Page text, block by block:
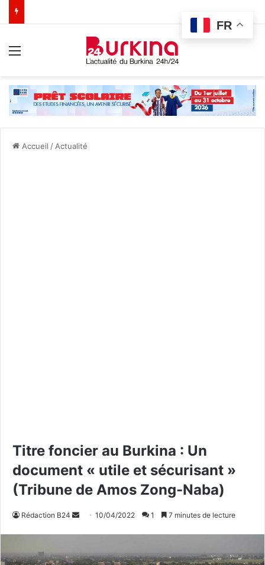
Accueil / Actualité
Titre foncier au Burkina : Un
document « utile et sécurisant »
(Tribune de Amos Zong-Naba)
Rédaction B24
o
10/04/2022 1 7 minutes de lecture
FR